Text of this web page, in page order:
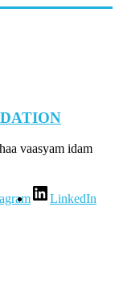
idam
LinkedIn